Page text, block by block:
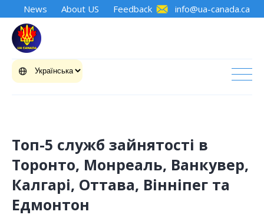
News About US Feedback info@ua-canada.ca
Топ-5 служб зайнятості в
Торонто, Монреаль, Ванкувер,
Калгарі, Оттава, Вінніпег та
Едмонтон